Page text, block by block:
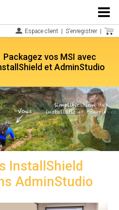
Menu
Espace client S'enregistrer
Packagez vos MSI avec
et AdminStudio
InstallShield
AdminStudio